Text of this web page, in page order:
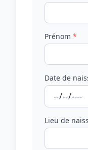
Prénom *
Date de
Lieu de